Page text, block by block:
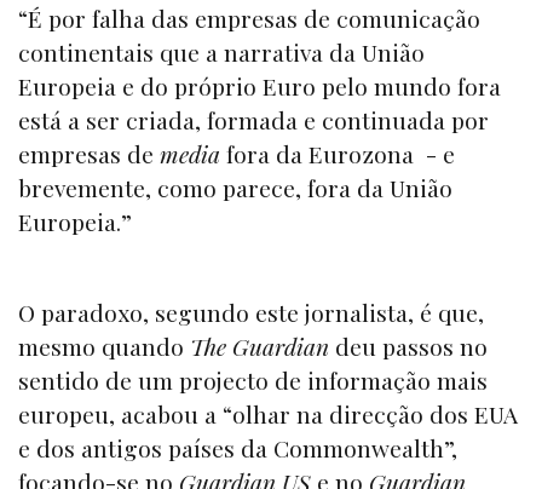
“É por falha das empresas de comunicação
continentais que a narrativa da União
Europeia e do próprio Euro pelo mundo fora
está a ser criada, formada e continuada por
empresas de media fora da Eurozona - e
brevemente, como parece, fora da União
Europeia.”
O paradoxo, segundo este jornalista, é que,
mesmo quando The Guardian deu passos no
sentido de um projecto de informação mais
europeu, acabou a “olhar na direcção dos EUA
e dos antigos países da Commonwealth”,
focando-se no Guardian US e no Guardian